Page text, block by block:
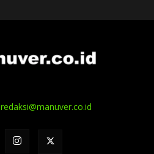
redaksi@manuver.co.id